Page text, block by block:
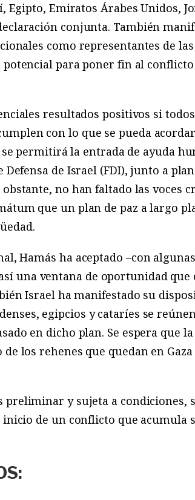
Emiratos Árabes Unidos,
conjunta. También
como representantes de
para poner fin al
resultados positivos si
con lo que se pueda
permitirá la entrada de ayuda
de Israel (FDI), junto a
no han faltado las voces
que un plan de paz a largo
Hamás ha aceptado –con
una ventana de oportunidad que
Israel ha manifestado su
egipcios y cataríes se
en dicho plan. Se espera que
los rehenes que quedan en
preliminar y sujeta a condiciones,
de un conflicto que acumula